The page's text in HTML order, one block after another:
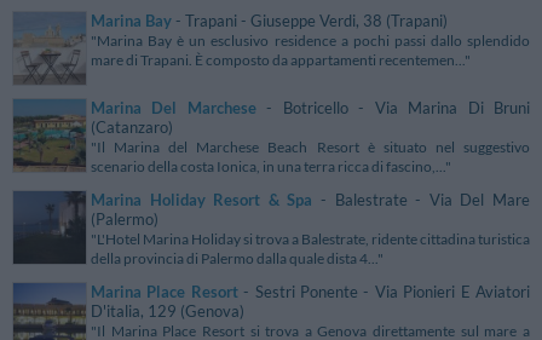
Marina Bay - Trapani - Giuseppe Verdi, 38 (Trapani)
"Marina Bay è un esclusivo residence a pochi passi dallo splendido
mare di Trapani. È composto da appartamenti recentemen..."
Marina Del Marchese- Botricello - Via Marina Di Bruni
(Catanzaro)
"Il Marina del Marchese Beach Resort è situato nel suggestivo
scenario della costa Ionica, in una terra ricca di fascino,..."
Marina Holiday Resort & Spa - Balestrate - Via Del Mare
(Palermo)
"L'Hotel Marina Holiday si trova a Balestrate, ridente cittadina turistica
della provincia di Palermo dalla quale dista 4..."
Marina Place Resort- Sestri Ponente - Via Pionieri E Aviatori
D'italia, 129 (Genova)
"Il Marina Place Resort si trova a Genova direttamente sul mare a